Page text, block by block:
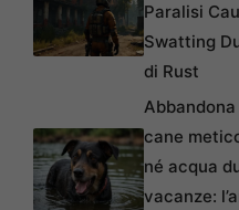
Paralisi
Swatting
di Rust
cane
né acqua
vacanze: